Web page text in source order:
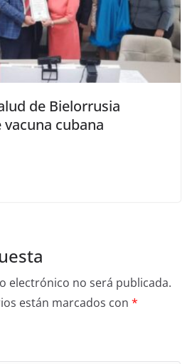
de Bielorrusia
cubana
electrónico no será publicada.
están marcados con *